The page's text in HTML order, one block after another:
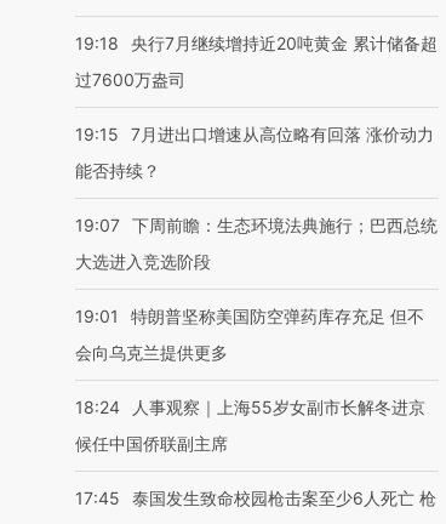
19:18
央行7月继续增持近20吨黄金 累计储备超
过7600万盎司
19:15
7月进出口增速从高位略有回落 涨价动力
能否持续？
19:07 下周前瞻：生态环境法典施行；巴西总统
大选进入竞选阶段
19:01
特朗普坚称美国防空弹药库存充足 但不
会向乌克兰提供更多
18:24
人事观察｜上海55岁女副市长解冬进京
候任中国侨联副主席
17:45 泰国发生致命校园枪击案至少6人死亡 枪